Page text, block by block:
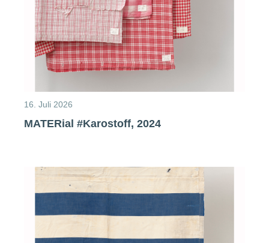
16. Juli 2026
MATERial #Karostoff, 2024